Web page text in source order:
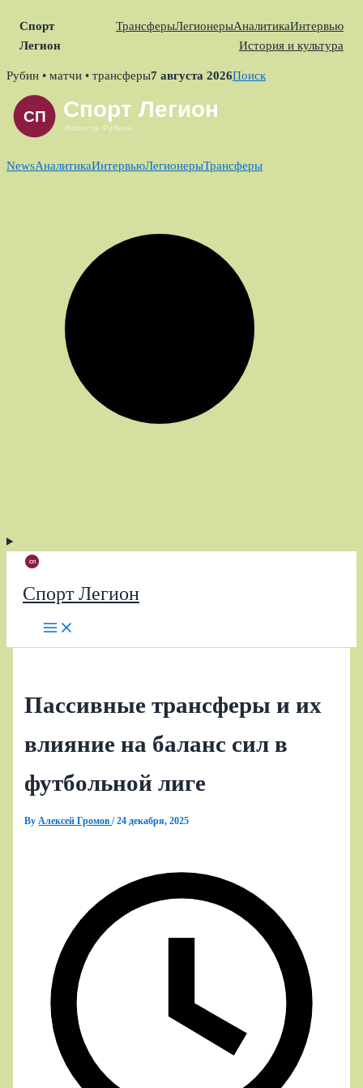
Спорт
Легион
ТрансферыЛегионерыАналитикаИнтервью
История и культура
Skip
content
Рубин • матчи • трансферы7 августа 2026Поиск
NewsАналитикаИнтервьюЛегионерыТрансферы
Спорт Легион
Пассивные трансферы и их
влияние на баланс сил в
футбольной лиге
ByАлексей Громов/24 декабря, 2025